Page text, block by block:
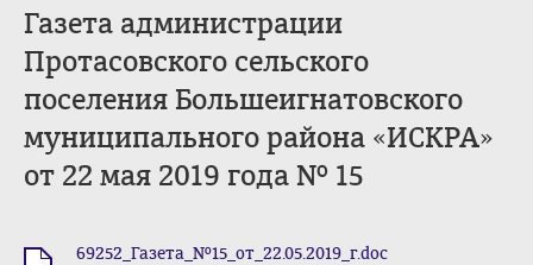
Газета администрации
Протасовского сельского
поселения Большеигнатовского
муниципального района «ИСКРА»
от 22 мая 2019 года № 15
69252_Газета_№15_от_22.05.2019_г.doc